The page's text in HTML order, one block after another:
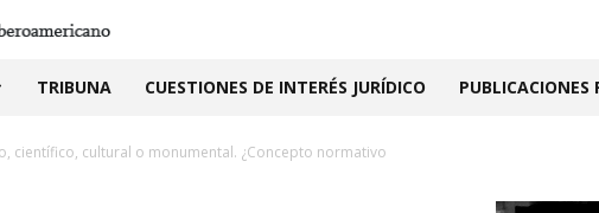
TRIBUNA CUESTIONES DE INTERÉS JURÍDICO PUBLICACIONES
científico, cultural o monumental. ¿Concepto normativo